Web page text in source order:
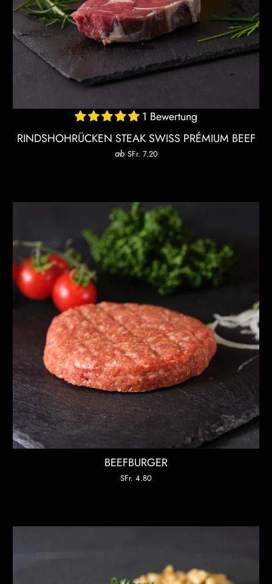
1 Bewertung
RINDSHOHRÜCKEN STEAK SWISS PRÉMIUM BEEF
ab SFr. 7.20
BEEFBURGER
SFr. 4.80